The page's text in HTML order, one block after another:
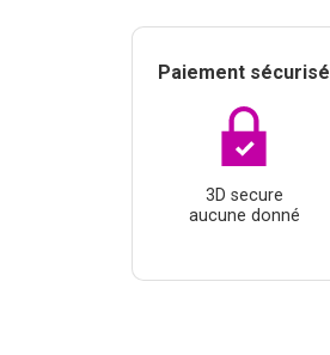
Paiement sécurisé
3D secure
aucune donné